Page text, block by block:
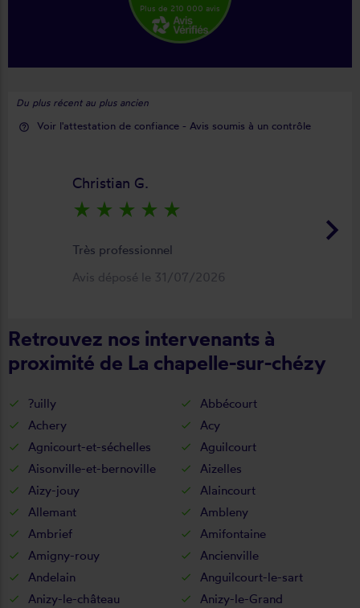
Plus de 210 000 avis
Du plus récent au plus ancien
help_outline Voir l'attestation de confiance - Avis soumis à un contrôle
keyboard_arrow_right
Christian G.
star_rate star_rate star_rate star_rate star_rate
Très professionnel
Avis déposé le 31/07/2026
Retrouvez nos intervenants à
proximité de La chapelle-sur-chézy
?uilly
Abbécourt
Achery
Acy
Agnicourt-et-séchelles
Aguilcourt
Aisonville-et-bernoville
Aizelles
Aizy-jouy
Alaincourt
Allemant
Ambleny
Ambrief
Amifontaine
Amigny-rouy
Ancienville
Andelain
Anguilcourt-le-sart
Anizy-le-château
Anizy-le-Grand